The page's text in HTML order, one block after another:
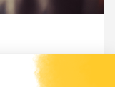
Découvrez les
même sur